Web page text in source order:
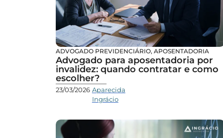
ADVOGADO PREVIDENCIÁRIO, APOSENTADORIA
Advogado para aposentadoria por
invalidez: quando contratar e como
escolher?
23/03/2026 Aparecida
Ingrácio